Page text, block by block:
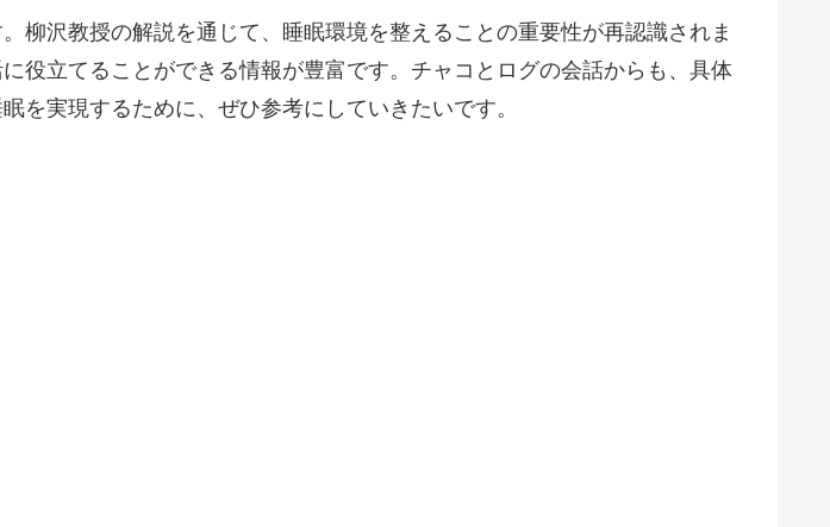
柳沢教授の解説を通じて、睡眠環境を整えることの重要性が再認識されま
役立てることができる情報が豊富です。チャコとログの会話からも、具体
を実現するために、ぜひ参考にしていきたいです。